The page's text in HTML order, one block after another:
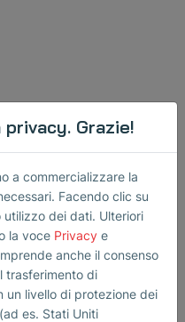
su applicazioni e
.de
Grazie!
a commercializzare la
Facendo clic su
utilizzo dei dati. Ulteriori
la voce Privacy e
anche il consenso
trasferimento di
un livello di protezione dei
es. Stati Uniti